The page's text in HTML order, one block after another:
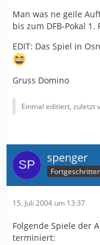
Man was ne geile
bis zum DFB-Pokal
EDIT: Das Spiel in
Gruss Domino
Einmal editiert, zuletzt
spenger
15. Juli 2004 um 13:37
Folgende Spiele der
terminiert: